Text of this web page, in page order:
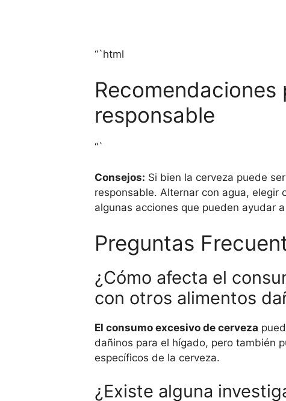
“`html
responsable
“`
Consejos: Si bien la cerveza puede
responsable. Alternar con agua,
algunas acciones que pueden ayudar
Preguntas
¿Cómo afecta el
con otros alimentos
El consumo excesivo de cerveza
dañinos para el hígado, pero también
específicos de la cerveza.
¿Existe alguna